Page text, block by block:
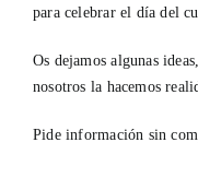
para celebrar el día del
Os dejamos algunas
nosotros la hacemos
Pide información sin